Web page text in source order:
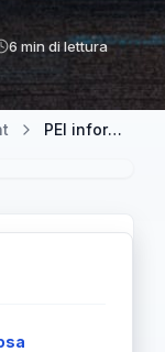
6 min di lettura
PEI informatizzato su SIDI: guida pratica per compilarlo e coordinare il GLO senza dubbi operativi